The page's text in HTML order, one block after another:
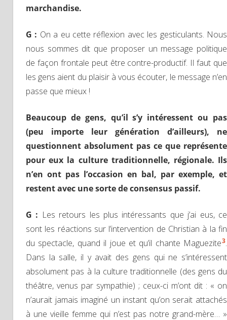
marchandise.
G : On a eu cette réflexion avec les gesticulants. Nous
nous sommes dit que proposer un message politique
de façon frontale peut être contre-productif. Il faut que
les gens aient du plaisir à vous écouter, le message n’en
passe que mieux !
Beaucoup de gens, qu’il s’y intéressent ou pas
(peu importe leur génération d’ailleurs), ne
questionnent absolument pas ce que représente
pour eux la culture traditionnelle, régionale. Ils
n’en ont pas l’occasion en bal, par exemple, et
restent avec une sorte de consensus passif.
G : Les retours les plus intéressants que j’ai eus, ce
sont les réactions sur l’intervention de Christian à la fin
du spectacle, quand il joue et qu’il chante Maguezite3.
Dans la salle, il y avait des gens qui ne s’intéressent
absolument pas à la culture traditionnelle (des gens du
théâtre, venus par sympathie) ; ceux-ci m’ont dit : « on
n’aurait jamais imaginé un instant qu’on serait attachés
à une vieille femme qui n’est pas notre grand-mère… »